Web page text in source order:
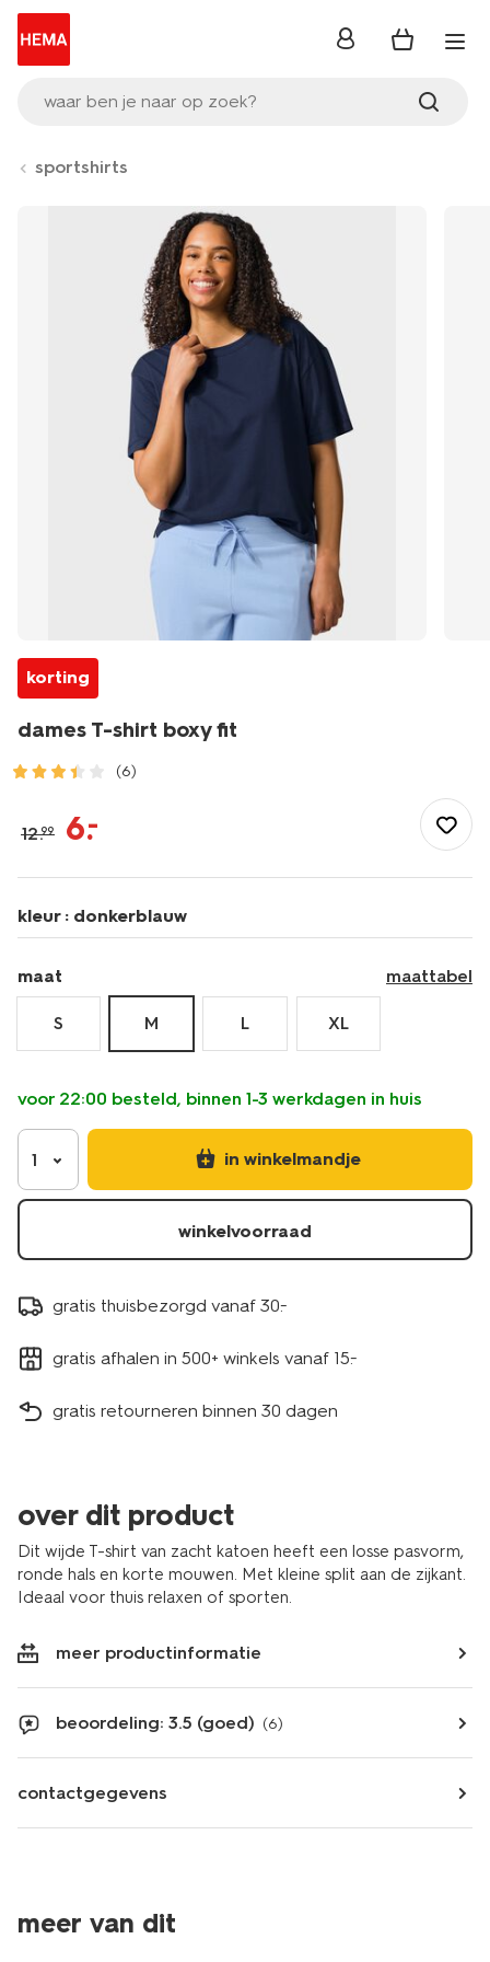
waar ben je naar op zoek?
inloggen
sportshirts
korting
dames T-shirt boxy fit
(6)
shirt-
fit-
36000396.html
12.99 6.–
kleur : donkerblauw
maat maattabel
S M L XL
voor 22:00 besteld, binnen 1-3 werkdagen in huis
1 in winkelmandje
winkelvoorraad
gratis thuisbezorgd vanaf 30.-
gratis afhalen in 500+ winkels vanaf 15.-
gratis retourneren binnen 30 dagen
over dit product
Dit wijde T-shirt van zacht katoen heeft een losse pasvorm,
ronde hals en korte mouwen. Met kleine split aan de zijkant.
Ideaal voor thuis relaxen of sporten.
meer productinformatie
beoordeling: 3.5 (goed) (6)
contactgegevens
meer van dit